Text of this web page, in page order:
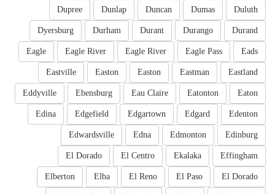
Duluth
Dumas
Duncan
Dunlap
Dupree
Durand
Durango
Durant
Durham
Dyersburg
Eads
Eagle Pass
Eagle River
Eagle River
Eagle
Eastland
Eastman
Easton
Easton
Eastville
Eaton
Eatonton
Eau Claire
Ebensburg
Eddyville
Edenton
Edgard
Edgartown
Edgefield
Edina
Edinburg
Edmonton
Edna
Edwardsville
Effingham
Ekalaka
El Centro
El Dorado
El Dorado
El Paso
El Reno
Elba
Elberton